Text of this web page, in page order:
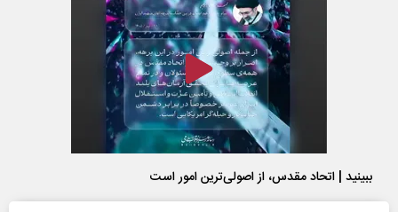
ببینید | اتحاد مقدس، از اصولی‌ترین امور است